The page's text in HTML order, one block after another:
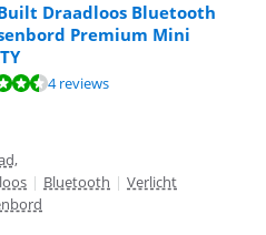
Draadloos Bluetooth
Premium Mini
op 4 reviews.
4 reviews
| Bluetooth | Verlicht